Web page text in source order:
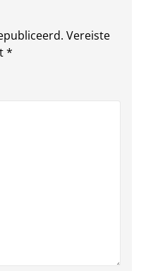
Vereiste
*